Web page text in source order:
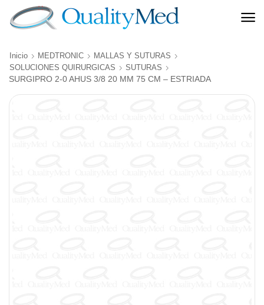
Inicio MEDTRONIC
MALLAS Y SUTURAS
SOLUCIONES QUIRURGICAS
SUTURAS
SURGIPRO 2-0 AHUS 3/8 20 MM 75 CM – ESTRIADA